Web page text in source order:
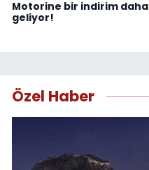
Motorine bir indirim daha
geliyor!
Özel Haber